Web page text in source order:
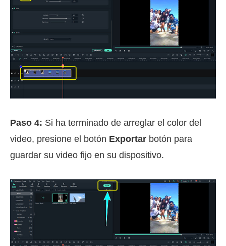
Paso 4: Si ha terminado de arreglar el color del
video, presione el botón Exportar botón para
guardar su video fijo en su dispositivo.